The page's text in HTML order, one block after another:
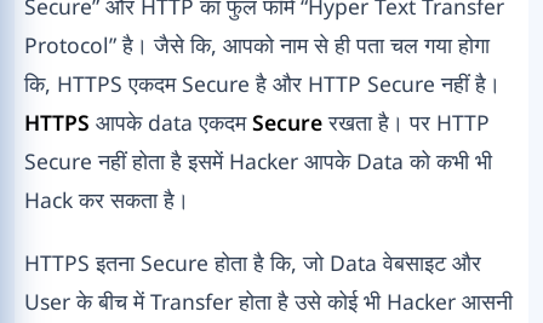
Protocol” है। जैसे कि, आपको नाम से ही पता चल गया होगा
कि, HTTPS एकदम Secure है और HTTP Secure नहीं है।
HTTPS आपके data एकदमSecureरखता है। पर HTTP
Secure नहीं होता है इसमें Hacker आपके Data को कभी भी
Hack कर सकता है।
HTTPS इतना Secure होता है कि, जो Data वेबसाइट और
User के बीच में Transfer होता है उसे कोई भी Hacker आसनी